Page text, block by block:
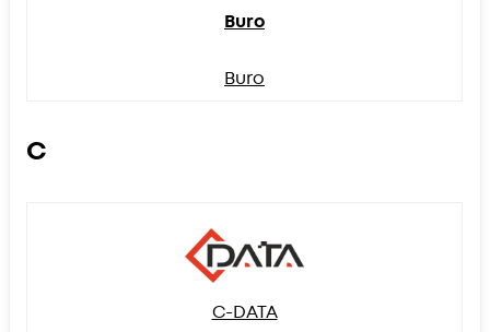
Buro
Buro
C
C-DATA